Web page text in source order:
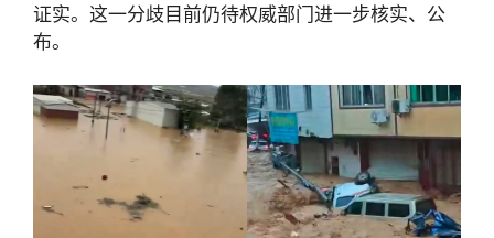
证实。这一分歧目前仍待权威部门进一步核实、公
布。